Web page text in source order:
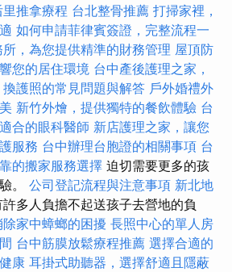
里推拿療程 台北整骨推薦 打掃家裡，
如何申請菲律賓簽證，完整流程一
，為您提供精準的財務管理 屋頂防
您的居住環境 台中產後護理之家，
換護照的常見問題與解答 戶外婚禮外
新竹外燴，提供獨特的餐飲體驗 台
合的眼科醫師 新店護理之家，讓您
服務 台中辦理台胞證的相關事項 台
的搬家服務選擇 迫切需要更多的孩
。 公司登記流程與注意事項 新北地
許多人負擔不起送孩子去營地的負
家中蟑螂的困擾 長照中心的單人房
台中筋膜放鬆療程推薦 選擇合適的
康 耳掛式助聽器，選擇舒適且隱蔽